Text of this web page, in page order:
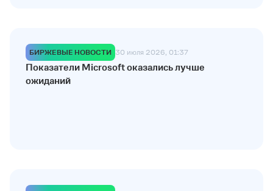
БИРЖЕВЫЕ НОВОСТИ 30 июля 2026, 01:37
Показатели Microsoft оказались лучше
ожиданий